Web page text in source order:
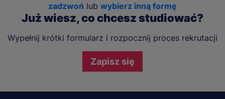
zadzwoń lub wybierz inną formę
Już wiesz, co chcesz studiować?
Wypełnij krótki formularz i rozpocznij proces rekrutacji
Zapisz się